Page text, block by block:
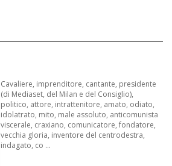
Cavaliere, imprenditore, cantante, presidente
(di Mediaset, del Milan e del Consiglio),
politico, attore, intrattenitore, amato, odiato,
idolatrato, mito, male assoluto, anticomunista
viscerale, craxiano, comunicatore, fondatore,
vecchia gloria, inventore del centrodestra,
indagato, co ...